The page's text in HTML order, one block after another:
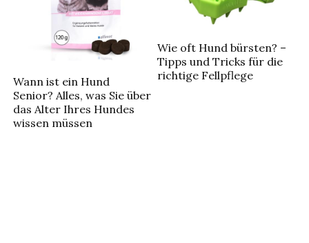
Wann ist ein Hund
Senior? Alles, was Sie über
das Alter Ihres Hundes
wissen müssen
Wie oft Hund bürsten? –
Tipps und Tricks für die
richtige Fellpflege